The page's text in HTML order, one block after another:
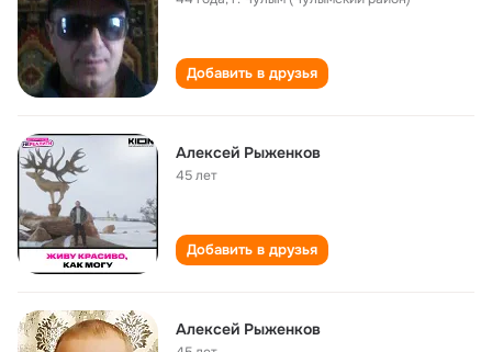
Добавить в друзья
Алексей Рыженков
45 лет
Добавить в друзья
Алексей Рыженков